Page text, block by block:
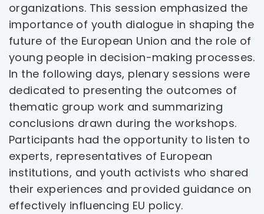
organizations. This session emphasized the
importance of youth dialogue in shaping the
future of the European Union and the role of
young people in decision-making processes.
In the following days, plenary sessions were
dedicated to presenting the outcomes of
thematic group work and summarizing
conclusions drawn during the workshops.
Participants had the opportunity to listen to
experts, representatives of European
institutions, and youth activists who shared
their experiences and provided guidance on
effectively influencing EU policy.